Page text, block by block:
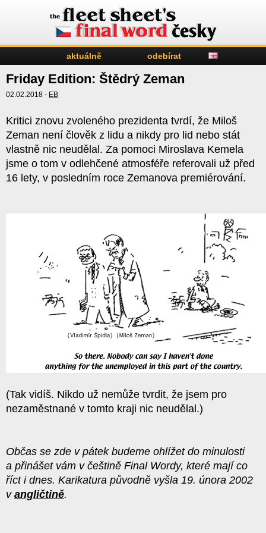
aktuálně odebírat
Friday Edition: Štědrý Zeman
02.02.2018 - EB
Kritici znovu zvoleného prezidenta tvrdí, že Miloš
Zeman není člověk z lidu a nikdy pro lid nebo stát
vlastně nic neudělal. Za pomoci Miroslava Kemela
jsme o tom v odlehčené atmosféře referovali už před
16 lety, v posledním roce Zemanova premiérování.
(Tak vidíš. Nikdo už nemůže tvrdit, že jsem pro
nezaměstnané v tomto kraji nic neudělal.)
Občas se zde v pátek budeme ohlížet do minulosti
a přinášet vám v češtině Final Wordy, které mají co
říct i dnes. Karikatura původně vyšla 19. února 2002
v angličtině.